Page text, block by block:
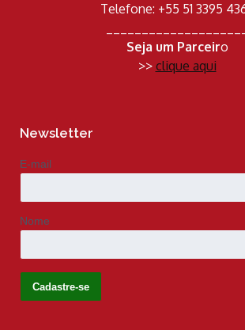
Telefone: +55 51 3395
Seja um Parceiro
>> clique aqui
Newsletter
E-mail
Nome